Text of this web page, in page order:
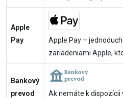
Apple
Pay
Apple Pay –
zariadeniami Apple,
Bankový
prevod
Ak nemáte k dispozícii